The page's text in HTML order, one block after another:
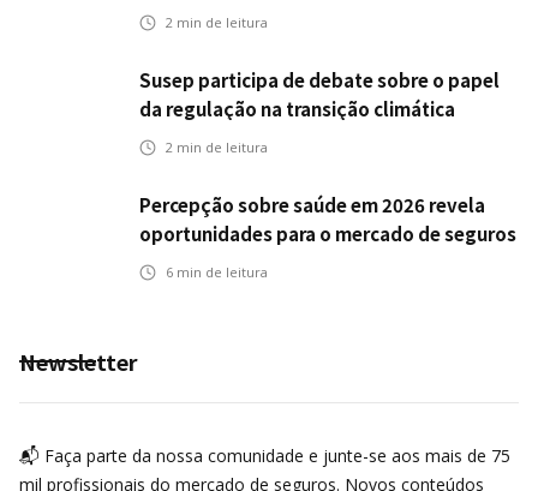
2 min de leitura
Susep participa de debate sobre o papel
da regulação na transição climática
2 min de leitura
Percepção sobre saúde em 2026 revela
oportunidades para o mercado de seguros
ampliar cobertura e prevenção
6 min de leitura
Newsletter
📬 Faça parte da nossa comunidade e junte-se aos mais de 75
mil profissionais do mercado de seguros. Novos conteúdos